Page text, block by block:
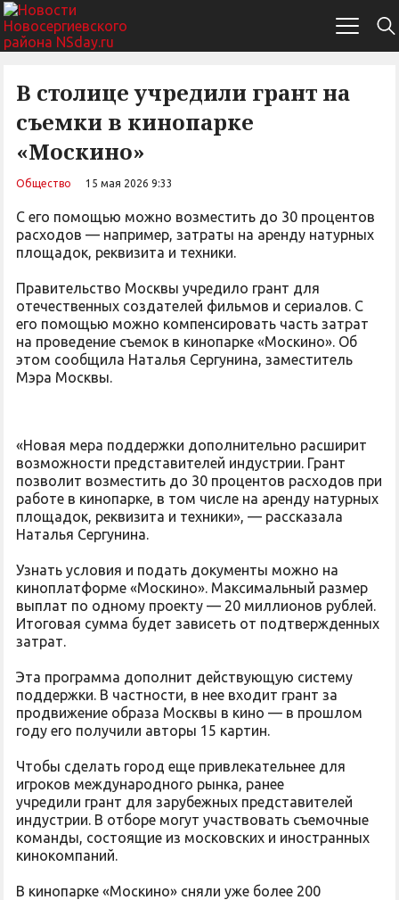
В столице учредили грант на
съемки в кинопарке
«Москино»
Общество 15 мая 2026 9:33
С его помощью можно возместить до 30 процентов
расходов — например, затраты на аренду натурных
площадок, реквизита и техники.
Правительство Москвы учредило грант для
отечественных создателей фильмов и сериалов. С
его помощью можно компенсировать часть затрат
на проведение съемок в кинопарке «Москино». Об
этом сообщила Наталья Сергунина, заместитель
Мэра Москвы.
«Новая мера поддержки дополнительно расширит
возможности представителей индустрии. Грант
позволит возместить до 30 процентов расходов при
работе в кинопарке, в том числе на аренду натурных
площадок, реквизита и техники», — рассказала
Наталья Сергунина.
Узнать условия и подать документы можно на
киноплатформе «Москино». Максимальный размер
выплат по одному проекту — 20 миллионов рублей.
Итоговая сумма будет зависеть от подтвержденных
затрат.
Эта программа дополнит действующую систему
поддержки. В частности, в нее входит грант за
продвижение образа Москвы в кино — в прошлом
году его получили авторы 15 картин.
Чтобы сделать город еще привлекательнее для
игроков международного рынка, ранее
учредили грант для зарубежных представителей
индустрии. В отборе могут участвовать съемочные
команды, состоящие из московских и иностранных
кинокомпаний.
В кинопарке «Москино» сняли уже более 200